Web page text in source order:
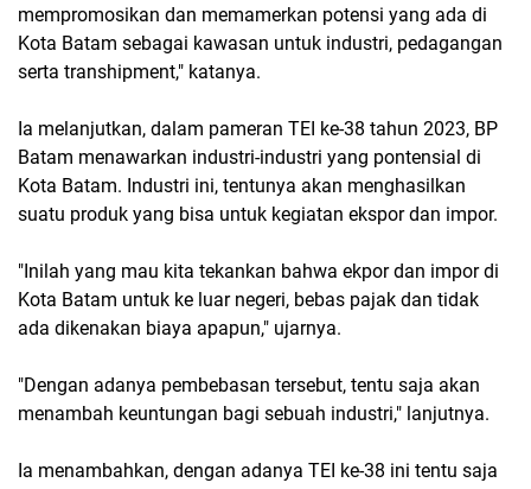
mempromosikan dan memamerkan potensi yang ada di
Kota Batam sebagai kawasan untuk industri, pedagangan
serta transhipment," katanya.
Ia melanjutkan, dalam pameran TEI ke-38 tahun 2023, BP
Batam menawarkan industri-industri yang pontensial di
Kota Batam. Industri ini, tentunya akan menghasilkan
suatu produk yang bisa untuk kegiatan ekspor dan impor.
"Inilah yang mau kita tekankan bahwa ekpor dan impor di
Kota Batam untuk ke luar negeri, bebas pajak dan tidak
ada dikenakan biaya apapun," ujarnya.
"Dengan adanya pembebasan tersebut, tentu saja akan
menambah keuntungan bagi sebuah industri," lanjutnya.
Ia menambahkan, dengan adanya TEI ke-38 ini tentu saja